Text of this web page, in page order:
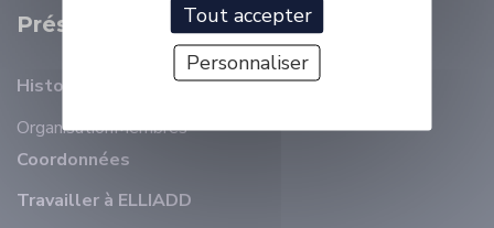
Présentation
Histoire
OrganisationMembres
Coordonnées
Travailler à ELLIADD
Tout accepter
Personnaliser